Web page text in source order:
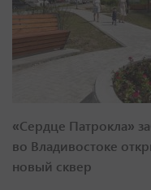
«Сердце Патрокла»
во Владивостоке
новый сквер